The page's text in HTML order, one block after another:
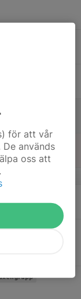
för att vår
används
oss att